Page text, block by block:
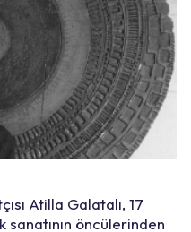
Atilla Galatalı, 17
sanatının öncülerinden